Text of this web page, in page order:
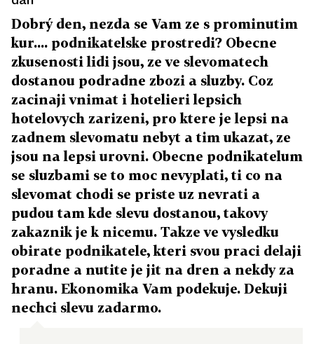
Dobrý den, nezda se Vam ze s prominutim
kur.... podnikatelske prostredi? Obecne
zkusenosti lidi jsou, ze ve slevomatech
dostanou podradne zbozi a sluzby. Coz
zacinaji vnimat i hotelieri lepsich
hotelovych zarizeni, pro ktere je lepsi na
zadnem slevomatu nebyt a tim ukazat, ze
jsou na lepsi urovni. Obecne podnikatelum
se sluzbami se to moc nevyplati, ti co na
slevomat chodi se priste uz nevrati a
pudou tam kde slevu dostanou, takovy
zakaznik je k nicemu. Takze ve vysledku
obirate podnikatele, kteri svou praci delaji
poradne a nutite je jit na dren a nekdy za
hranu. Ekonomika Vam podekuje. Dekuji
nechci slevu zadarmo.